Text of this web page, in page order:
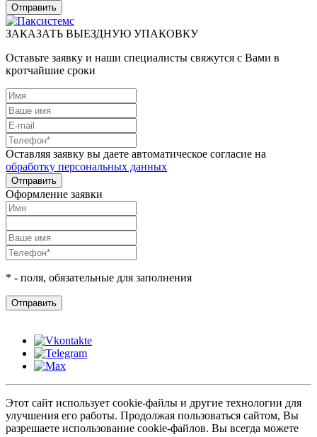
ЗАКАЗАТЬ ВЫЕЗДНУЮ УПАКОВКУ
Оставьте заявку и наши специалисты свяжутся с Вами в
кротчайшие сроки
Оставляя заявку вы даете автоматическое согласие на
обработку персональных данных
Оформление заявки
* - поля, обязательные для заполнения
Этот сайт использует cookie-файлы и другие технологии для
улучшения его работы. Продолжая пользоваться сайтом, Вы
разрешаете использование cookie-файлов. Вы всегда можете